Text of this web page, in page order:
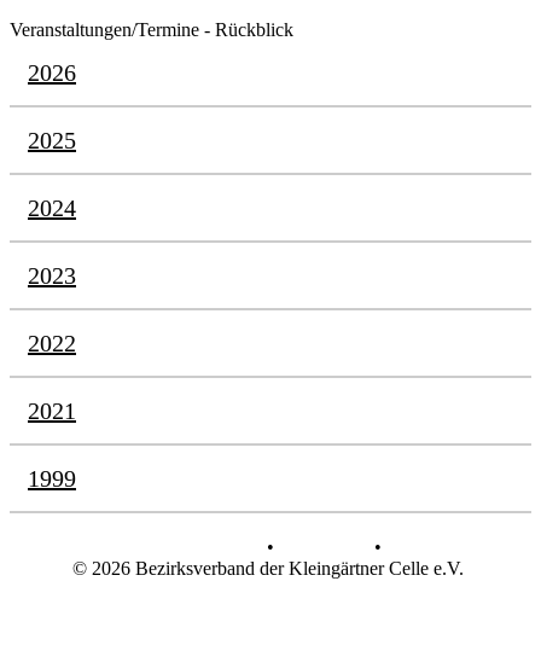
Veranstaltungen/Termine - Rückblick
2026
2025
2024
2023
2022
2021
1999
•
•
© 2026 Bezirksverband der Kleingärtner Celle e.V.